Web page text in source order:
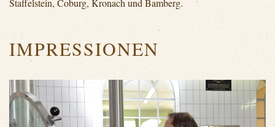
Staffelstein, Coburg, Kronach und Bamberg.
IMPRESSIONEN